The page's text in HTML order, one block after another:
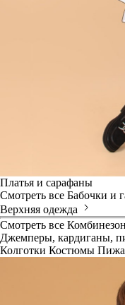
Платья и сарафаны
Смотреть все Бабочки и
Верхняя одежда
Смотреть все
Джемперы, кардиганы,
Колготки Костюмы